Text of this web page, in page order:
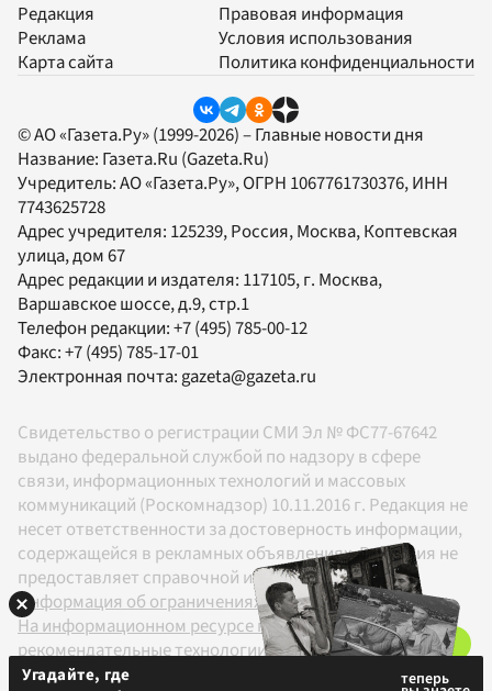
Редакция
Реклама
Карта сайта
Правовая информация
Условия использования
Политика конфиденциальности
© АО «Газета.Ру» (1999-2026) – Главные новости дня
Название: Газета.Ru (Gazeta.Ru)
Учредитель:АО «Газета.Ру», ОГРН 1067761730376, ИНН
7743625728
Адрес учредителя: 125239, Россия, Москва, Коптевская
улица, дом 67
Адрес редакции и издателя: 117105, г. Москва,
Варшавское шоссе, д.9, стр.1
Телефон редакции:+7 (495) 785-00-12
Факс:+7 (495) 785-17-01
Электронная почта:gazeta@gazeta.ru
Свидетельство о регистрации СМИ Эл № ФС77-67642
выдано федеральной службой по надзору в сфере
связи, информационных технологий и массовых
коммуникаций (Роскомнадзор) 10.11.2016 г. Редакция не
несет ответственности за достоверность информации,
содержащейся в рекламных объявлениях. Редакция не
предоставляет справочной информации.
Информация об ограничениях
На информационном ресурсе применяются
рекомендательные технологии в соответствии с
Правилами
Угадайте, где